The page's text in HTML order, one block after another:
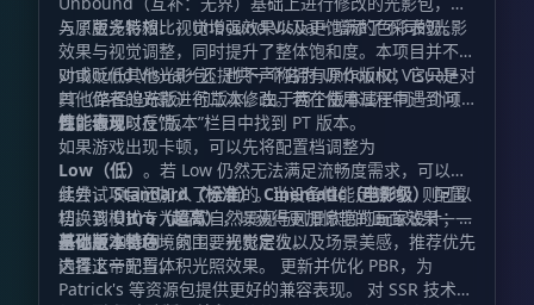
入了更多特效、视觉增强效果以及更饱满的色彩表现。
与原版光影相比，Unbound Visual+ 增添了不同的光影
效果与视觉调整，同时提升了整体饱和度。本项目并不针
对或贬低其他光影包，也不声称拥有原作版权；它只是对
其他作者的光影进行二次修改。若在使用过程中遇到问
题，请及时反馈。
Unbound Visual+ 还提供一个名为 Unbound Visual+
PT（路径追踪版）的版本。由于两个版本属于同一个项
目，你可以在“版本”栏目中找到 PT 版本。
性能表现
如果游戏出现卡顿，可以先将配置档调整为
Low（低） 。若 Low 仍然无法满足流畅度需求，可以继
续尝试Standard（标准）。当设备性能足够时，则可以
切换到Ultra（超高），以获得更加惊艳的画面效果——
这也是 Visual+ 的主要视觉定位。
此外，项目还加入了全新的Cinematic（电影级）配置
档。该模式专为喜欢自然景观与风景欣赏的玩家设计；如
果你更注重环境氛围、光影层次以及场景美感，推荐优先
选择这一配置。
基础版本特色
内置上帝光与体积光照效果。 更新并优化 PBR，为
Patrick's 等资源包提供更好的兼容表现。 对 SSR 技术进